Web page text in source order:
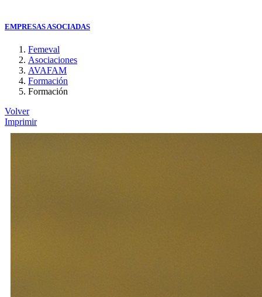
EMPRESAS ASOCIADAS
Femeval
Asociaciones
AVAFAM
Formación
Formación
Volver
Imprimir